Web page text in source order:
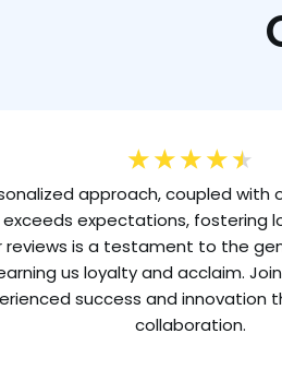
★ ★ ★ ★ ★
approach, coupled with
expectations, fostering
reviews is a testament to the
us loyalty and acclaim.
success and innovation
collaboration.